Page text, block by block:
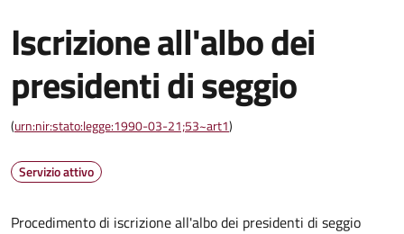
Iscrizione all'albo dei
presidenti di seggio
(urn:nir:stato:legge:1990-03-21;53~art1)
Servizio attivo
Procedimento di iscrizione all'albo dei presidenti di seggio